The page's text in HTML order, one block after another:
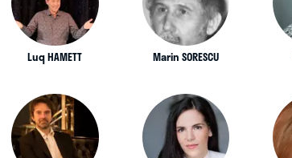
Luq HAMETT Marin SORESCU